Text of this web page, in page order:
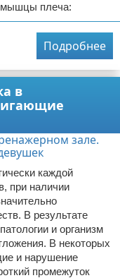
мышцы плеча:
Подробнее
в
каждой
при наличии
В результате
и организм
В некоторых
и нарушение
промежуток